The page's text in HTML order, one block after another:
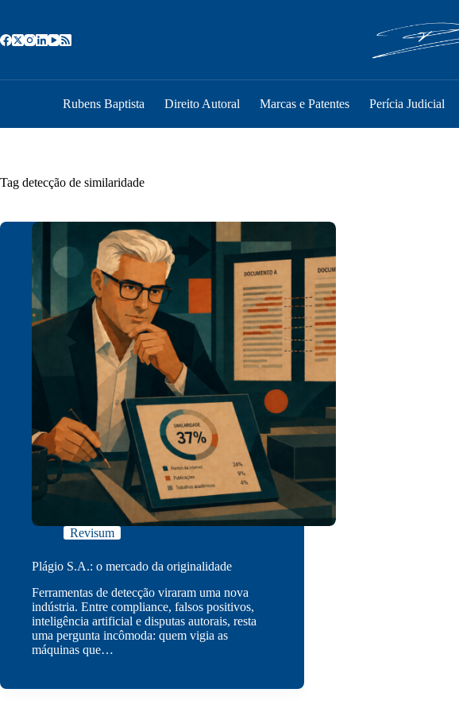
o
conteúdo
Rubens Baptista Direito Autoral Marcas e Patentes Perícia Judicial
Tag detecção de similaridade
Revisum
Plágio S.A.: o mercado da originalidade
Ferramentas de detecção viraram uma nova
indústria. Entre compliance, falsos positivos,
inteligência artificial e disputas autorais, resta
uma pergunta incômoda: quem vigia as
máquinas que…